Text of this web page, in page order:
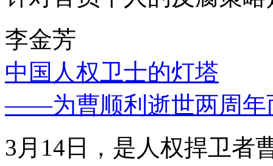
李金芳
中国人权卫士的灯塔
——为曹顺利逝世两周年
3月14日，是人权捍卫者